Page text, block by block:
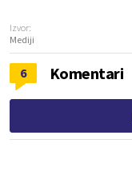
Izvor:
Mediji
6 Komentari